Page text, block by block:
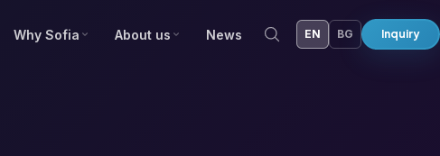
Why Sofia About us News EN BG Inquiry